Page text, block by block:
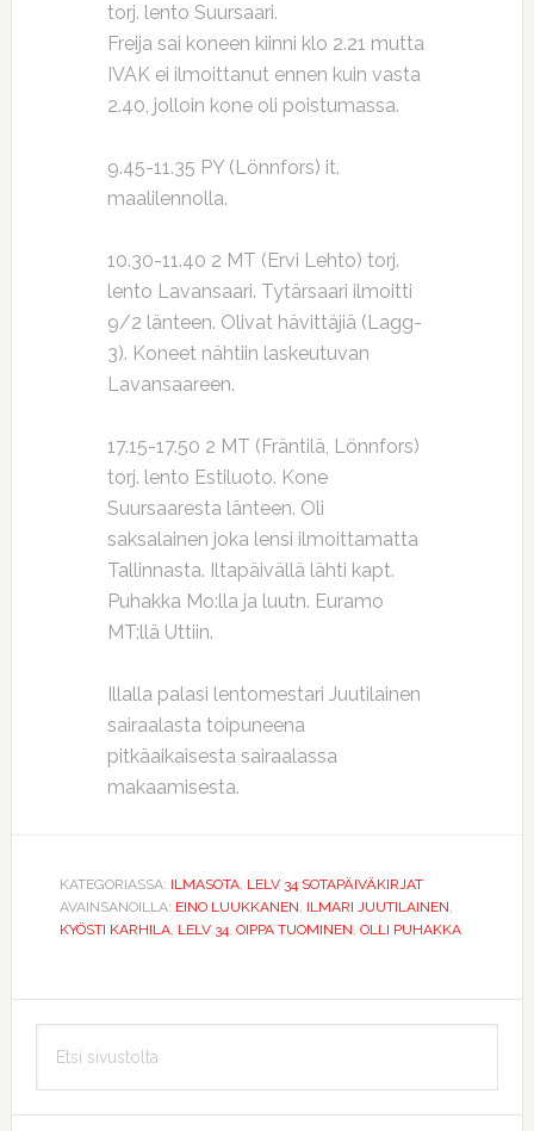
torj. lento Suursaari.
Freija sai koneen kiinni klo 2.21 mutta
IVAK ei ilmoittanut ennen kuin vasta
2.40, jolloin kone oli poistumassa.
9.45-11.35 PY (Lönnfors) it.
maalilennolla.
10.30-11.40 2 MT (Ervi Lehto) torj.
lento Lavansaari. Tytärsaari ilmoitti
9/2 länteen. Olivat hävittäjiä (Lagg-
3). Koneet nähtiin laskeutuvan
Lavansaareen.
17.15-17.50 2 MT (Fräntilä, Lönnfors)
torj. lento Estiluoto. Kone
Suursaaresta länteen. Oli
saksalainen joka lensi ilmoittamatta
Tallinnasta. Iltapäivällä lähti kapt.
Puhakka Mo:lla ja luutn. Euramo
MT:llä Uttiin.
Illalla palasi lentomestari Juutilainen
sairaalasta toipuneena
pitkäaikaisesta sairaalassa
makaamisesta.
KATEGORIASSA: ILMASOTA, LELV 34 SOTAPÄIVÄKIRJAT
AVAINSANOILLA: EINO LUUKKANEN, ILMARI JUUTILAINEN,
KYÖSTI KARHILA, LELV 34, OIPPA TUOMINEN, OLLI PUHAKKA
Ensisijainen
sivupalkki
sivustolta